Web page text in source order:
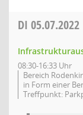
DI 05.07.2022
08:30-16:33 Uhr
Bereich
in Form einer
Treffpunkt: